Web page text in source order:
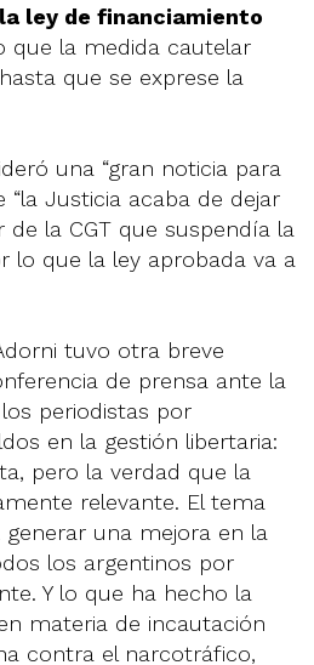
ley de financiamiento
que la medida cautelar
que se exprese la
una “gran noticia para
“la Justicia acaba de dejar
la CGT que suspendía la
lo que la ley aprobada va a
tuvo otra breve
de prensa ante la
periodistas por
en la gestión libertaria:
pero la verdad que la
relevante. El tema
generar una mejora en la
los argentinos por
Y lo que ha hecho la
materia de incautación
contra el narcotráfico,